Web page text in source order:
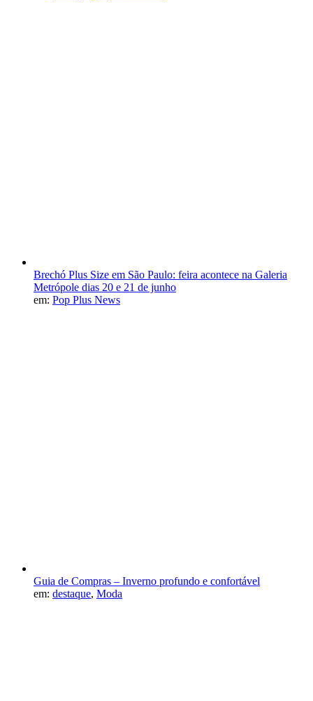
Brechó Plus Size em São Paulo: feira acontece na Galeria
Metrópole dias 20 e 21 de junho
em: Pop Plus News
Guia de Compras – Inverno profundo e confortável
em: destaque, Moda